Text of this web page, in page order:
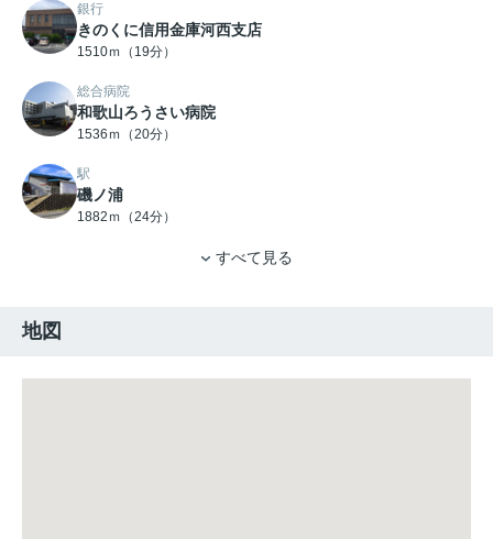
銀行
きのくに信用金庫河西支店
1510ｍ（19分）
総合病院
和歌山ろうさい病院
1536ｍ（20分）
駅
磯ノ浦
1882ｍ（24分）
すべて見る
地図